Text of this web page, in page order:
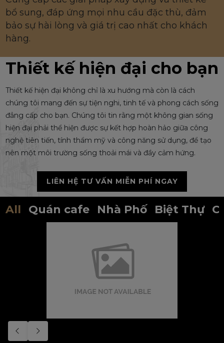
bổ sung, đáp ứng mọi nhu cầu đặc thù, đảm
bảo sự hài lòng và giá trị cao nhất cho khách
hàng.
Thiết kế hiện đại cho bạn
Thiết kế hiện đại không chỉ là xu hướng mà còn là cách
chúng tôi mang đến sự tiện nghi, tinh tế và phong cách sống
đẳng cấp cho bạn. Chúng tôi tin rằng một không gian sống
hiện đại phải thể hiện được sự kết hợp hoàn hảo giữa công
nghệ tiên tiến, tính thẩm mỹ và công năng sử dụng, để tạo
nên một môi trường sống thoải mái và đầy cảm hứng.
LIÊN HỆ TƯ VẤN MIỄN PHÍ NGAY
All Quán cafe Nhà Phố Biệt Thự